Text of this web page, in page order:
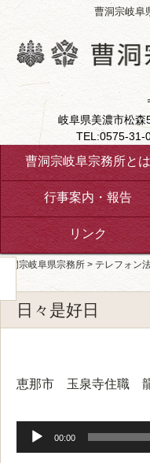
曹洞宗岐阜
岐阜県美濃市松
TEL:0575-
曹洞宗岐阜宗務所とは
行事案内・報告
リンク
曹洞宗岐阜県宗務所 > テレフォン
日々是好日
恵那市 玉泉寺住職
プ
00:00